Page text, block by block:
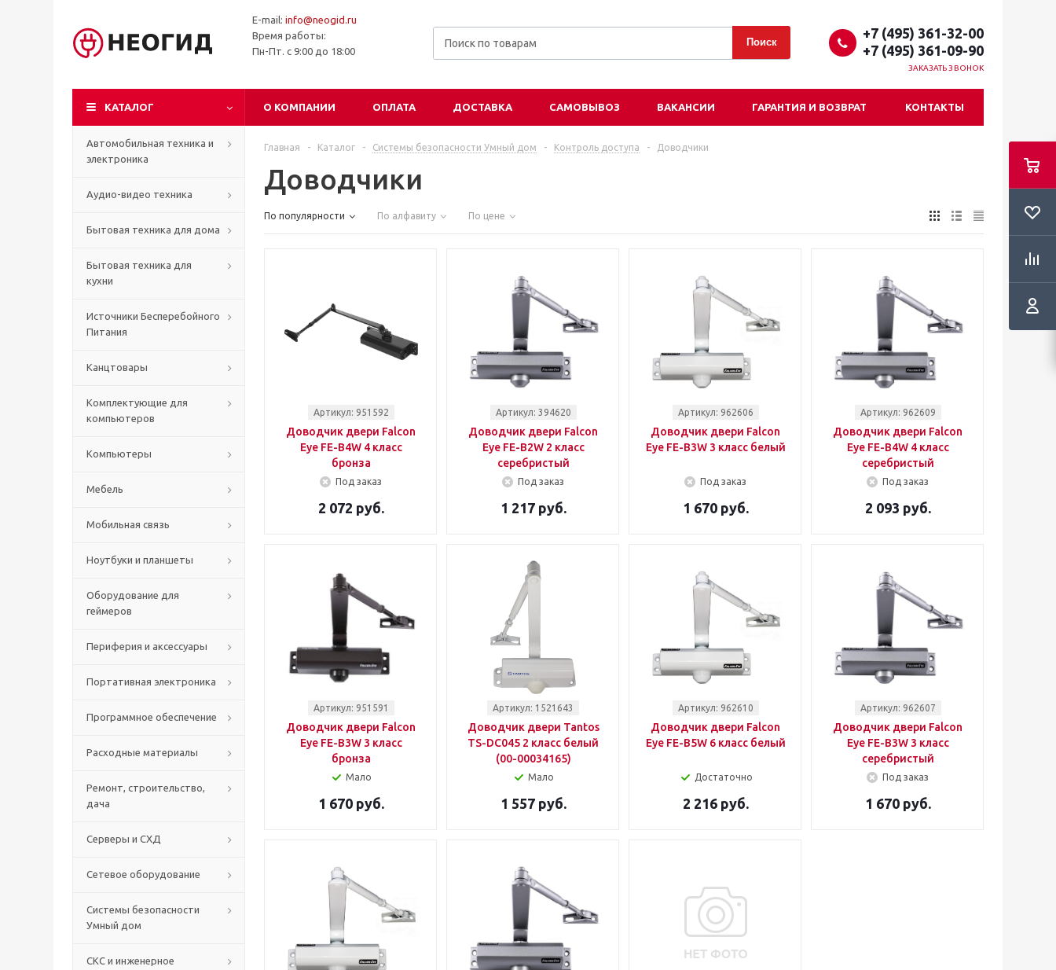
E-mail: info@neogid.ru
Время работы:
Пн-Пт. с 9:00 до 18:00
+7 (495) 361-32-00
+7 (495) 361-09-90
ЗАКАЗАТЬ ЗВОНОК
КАТАЛОГ О КОМПАНИИ ОПЛАТА ДОСТАВКА САМОВЫВОЗ ВАКАНСИИ ГАРАНТИЯ И ВОЗВРАТ КОНТАКТЫ
Автомобильная техника и
электроника
Аудио-видео техника
Бытовая техника для дома
Бытовая техника для
кухни
Источники Бесперебойного
Питания
Канцтовары
Комплектующие для
компьютеров
Компьютеры
Мебель
Мобильная связь
Ноутбуки и планшеты
Оборудование для
геймеров
Периферия и аксессуары
Портативная электроника
Программное обеспечение
Расходные материалы
Ремонт, строительство,
дача
Серверы и СХД
Сетевое оборудование
Системы безопасности
Умный дом
СКС и инженерное
Главная - Каталог - Системы безопасности Умный дом - Контроль доступа - Доводчики
Доводчики
По популярности По алфавиту По цене
Артикул: 951592
Доводчик двери Falcon
Eye FE-B4W 4 класс
бронза
Под заказ
2 072 руб.
Артикул: 394620
Доводчик двери Falcon
Eye FE-B2W 2 класс
серебристый
Под заказ
1 217 руб.
Артикул: 962606
Доводчик двери Falcon
Eye FE-B3W 3 класс белый
Под заказ
1 670 руб.
Артикул: 962609
Доводчик двери Falcon
Eye FE-B4W 4 класс
серебристый
Под заказ
2 093 руб.
Артикул: 951591
Доводчик двери Falcon
Eye FE-B3W 3 класс
бронза
Мало
1 670 руб.
Артикул: 1521643
Доводчик двери Tantos
TS-DC045 2 класс белый
(00-00034165)
Мало
1 557 руб.
Артикул: 962610
Доводчик двери Falcon
Eye FE-B5W 6 класс белый
Достаточно
2 216 руб.
Артикул: 962607
Доводчик двери Falcon
Eye FE-B3W 3 класс
серебристый
Под заказ
1 670 руб.